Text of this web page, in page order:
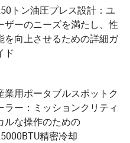
トン油圧プレス設計：ユ
ザーのニーズを満たし、性
を向上させるための詳細ガ
ド
業用ポータブルスポットク
ラー：ミッションクリティ
ルな操作のための
精密冷却